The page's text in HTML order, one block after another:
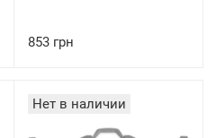
853 грн
Нет в наличии